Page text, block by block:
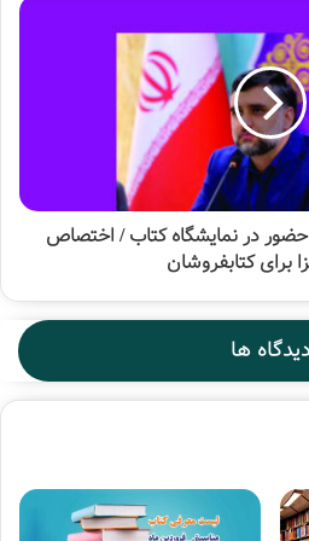
در روزهای آتی از پوستر و شعار
گفت: مجموعه فعالیت‌ها
در تهران و چه در دیگر شهرها و
امسال شکل متفاوتی خواهد
در نمایشگاه سی‌وچهارم کتاب
ببرند.
بین‌المللی کتاب
در نمایشگاه کتاب / اختصاص
برای کتابفروشان
دیدگاه ها